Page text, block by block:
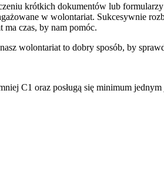
krótkich dokumentów lub
w wolontariat. Sukcesywnie
ma czas, by nam pomóc.
wolontariat to dobry sposób, by
C1 oraz posługą się minimum